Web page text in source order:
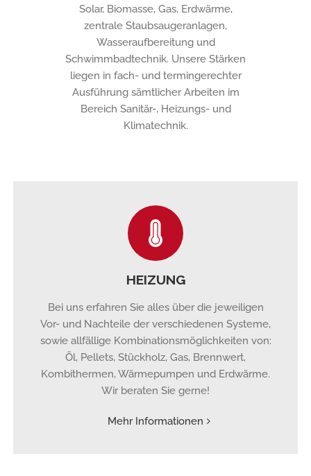
Solar, Biomasse, Gas, Erdwärme,
zentrale Staubsaugeranlagen,
Wasseraufbereitung und
Schwimmbadtechnik. Unsere Stärken
liegen in fach- und termingerechter
Ausführung sämtlicher Arbeiten im
Bereich Sanitär-, Heizungs- und
Klimatechnik.
HEIZUNG
Bei uns erfahren Sie alles über die jeweiligen
Vor- und Nachteile der verschiedenen Systeme,
sowie allfällige Kombinationsmöglichkeiten von:
Öl, Pellets, Stückholz, Gas, Brennwert,
Kombithermen, Wärmepumpen und Erdwärme.
Wir beraten Sie gerne!
Mehr Informationen